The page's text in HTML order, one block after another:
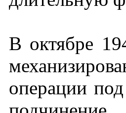
В октябре
операции